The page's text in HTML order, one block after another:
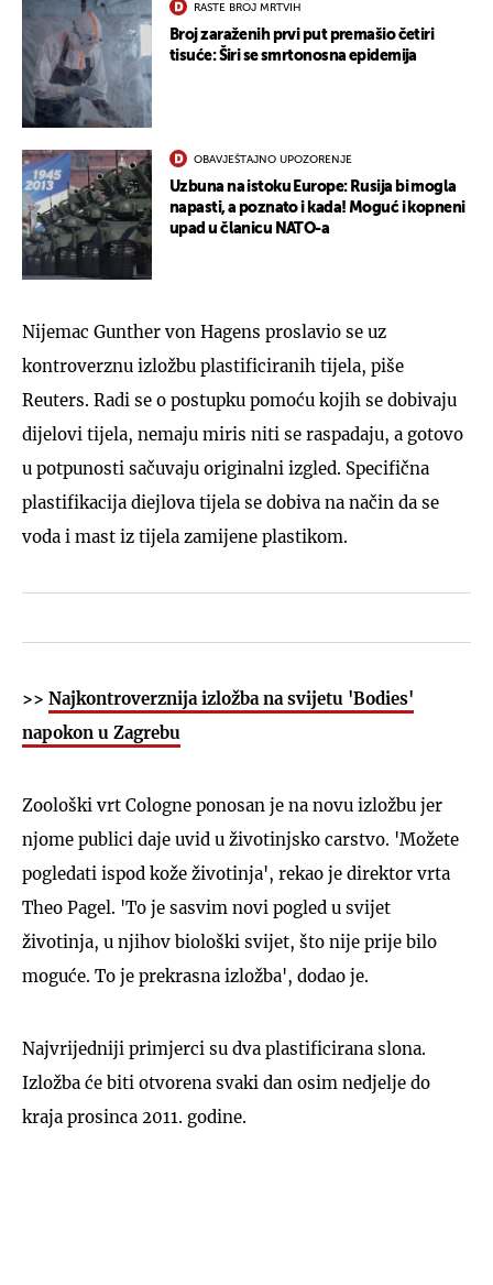
RASTE BROJ MRTVIH
Broj zaraženih prvi put premašio četiri
tisuće: Širi se smrtonosna epidemija
OBAVJEŠTAJNO UPOZORENJE
Uzbuna na istoku Europe: Rusija bi mogla
napasti, a poznato i kada! Moguć i kopneni
upad u članicu NATO-a
Nijemac Gunther von Hagens proslavio se uz
kontroverznu izložbu plastificiranih tijela, piše
Reuters. Radi se o postupku pomoću kojih se dobivaju
dijelovi tijela, nemaju miris niti se raspadaju, a gotovo
u potpunosti sačuvaju originalni izgled. Specifična
plastifikacija diejlova tijela se dobiva na način da se
voda i mast iz tijela zamijene plastikom.
>> Najkontroverznija izložba na svijetu 'Bodies'
napokon u Zagrebu
Zoološki vrt Cologne ponosan je na novu izložbu jer
njome publici daje uvid u životinjsko carstvo. 'Možete
pogledati ispod kože životinja', rekao je direktor vrta
Theo Pagel. 'To je sasvim novi pogled u svijet
životinja, u njihov biološki svijet, što nije prije bilo
moguće. To je prekrasna izložba', dodao je.
Najvrijedniji primjerci su dva plastificirana slona.
Izložba će biti otvorena svaki dan osim nedjelje do
kraja prosinca 2011. godine.